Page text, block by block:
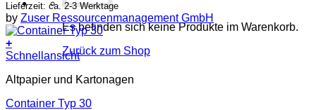
Es befinden sich keine Produkte im Warenkorb.
Zurück zum Shop
Lieferzeit: ca. 2-3 Werktage
by Zuser Ressourcenmanagement GmbH
+
Schnellansicht
Altpapier und Kartonagen
Container Typ 30